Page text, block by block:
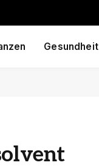
Gesundheit